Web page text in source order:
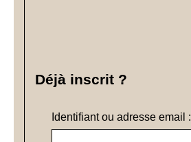
Déjà inscrit ?
Identifiant ou adresse email :